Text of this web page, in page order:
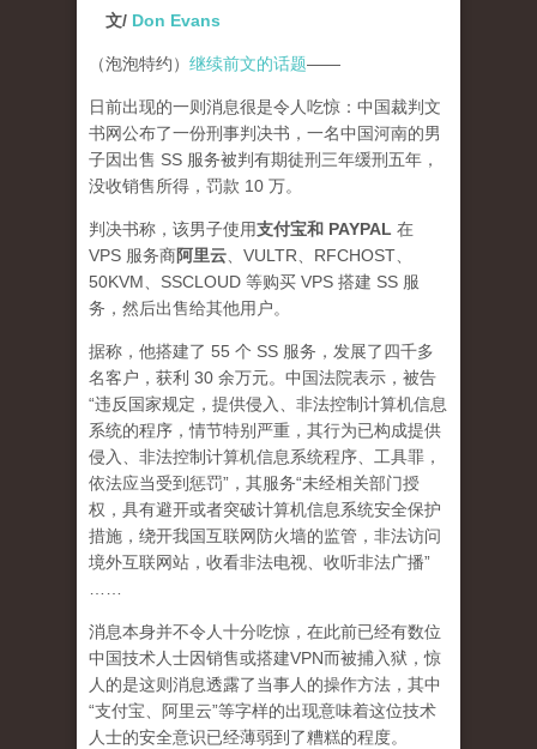
文/ Don Evans
（泡泡特约） 继续前文的话题——
日前出现的一则消息很是令人吃惊：中国裁判文
书网公布了一份刑事判决书，一名中国河南的男
子因出售 SS 服务被判有期徒刑三年缓刑五年，
没收销售所得，罚款 10 万。
判决书称，该男子使用支付宝和 PAYPAL 在
VPS 服务商阿里云 、VULTR、RFCHOST、
50KVM、SSCLOUD 等购买 VPS 搭建 SS 服
务，然后出售给其他用户。
据称，他搭建了 55 个 SS 服务，发展了四千多
名客户，获利 30 余万元。中国法院表示，被告
“违反国家规定，提供侵入、非法控制计算机信息
系统的程序，情节特别严重，其行为已构成提供
侵入、非法控制计算机信息系统程序、工具罪，
依法应当受到惩罚”，其服务“未经相关部门授
权，具有避开或者突破计算机信息系统安全保护
措施，绕开我国互联网防火墙的监管，非法访问
境外互联网站，收看非法电视、收听非法广播”
消息本身并不令人十分吃惊，在此前已经有数位
中国技术人士因销售或搭建VPN而被捕入狱，惊
人的是这则消息透露了当事人的操作方法，其中
“支付宝、阿里云”等字样的出现意味着这位技术
人士的安全意识已经薄弱到了糟糕的程度。